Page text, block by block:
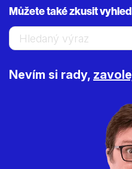
Můžete také zkusit
Vyhledávání
Nevím si rady,